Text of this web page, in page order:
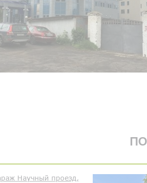
Научный проезд,